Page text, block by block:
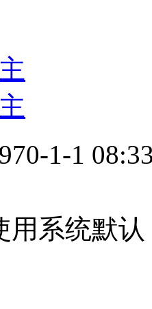
1-1
用系统默认